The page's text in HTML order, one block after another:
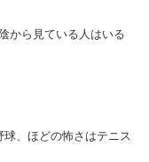
から見ている人はいる
、ほどの怖さはテニス